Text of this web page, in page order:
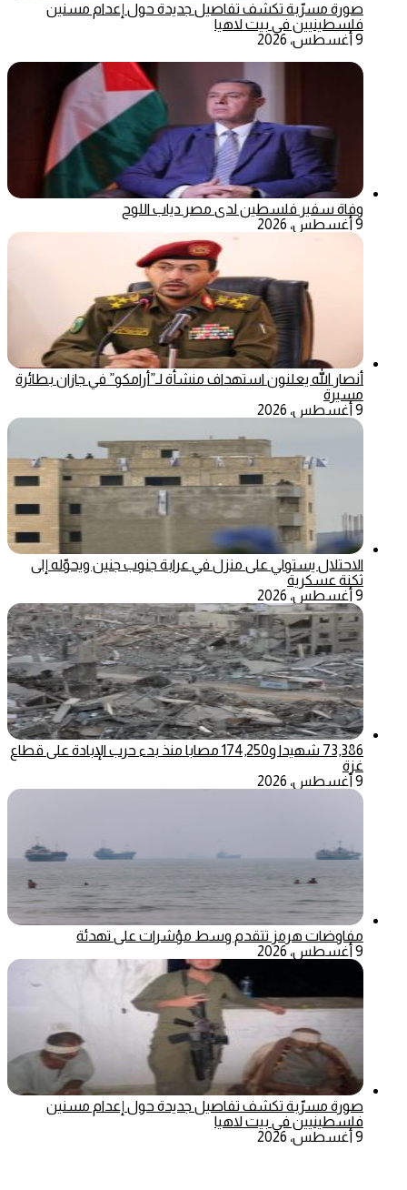
صورة مسرّبة تكشف تفاصيل جديدة حول إعدام مسنين
فلسطينيين في بيت لاهيا
9 أغسطس، 2026
وفاة سفير فلسطين لدى مصر دياب اللوح
9 أغسطس، 2026
أنصار الله يعلنون استهداف منشأة لـ”أرامكو” في جازان بطائرة
مسيرة
9 أغسطس، 2026
الاحتلال يستولي على منزل في عرابة جنوب جنين ويحوّله إلى
ثكنة عسكرية
9 أغسطس، 2026
73,386 شهيدا و174,250 مصابا منذ بدء حرب الإبادة على قطاع
غزة
9 أغسطس، 2026
مفاوضات هرمز تتقدم وسط مؤشرات على تهدئة
9 أغسطس، 2026
صورة مسرّبة تكشف تفاصيل جديدة حول إعدام مسنين
فلسطينيين في بيت لاهيا
9 أغسطس، 2026